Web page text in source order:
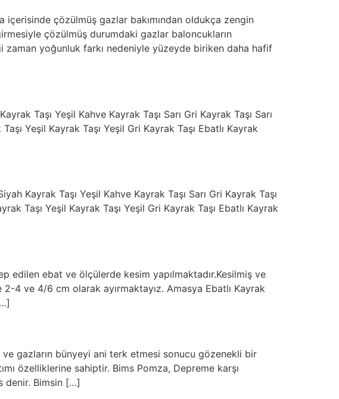
çözülmüş gazlar bakımından oldukça zengin
çözülmüş durumdaki gazlar baloncukların
yoğunluk farkı nedeniyle yüzeyde biriken daha hafif
Taşı Yeşil Kahve Kayrak Taşı Sarı Gri Kayrak Taşı Sarı
Yeşil Kayrak Taşı Yeşil Gri Kayrak Taşı Ebatlı Kayrak
Kayrak Taşı Yeşil Kahve Kayrak Taşı Sarı Gri Kayrak Taşı
Taşı Yeşil Kayrak Taşı Yeşil Gri Kayrak Taşı Ebatlı Kayrak
edilen ebat ve ölçülerde kesim yapılmaktadır.Kesilmiş ve
4 ve 4/6 cm olarak ayırmaktayız. Amasya Ebatlı Kayrak
gazların bünyeyi ani terk etmesi sonucu gözenekli bir
özelliklerine sahiptir. Bims Pomza, Depreme karşı
denir. Bimsin […]